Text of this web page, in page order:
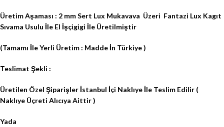
Üretim Aşaması : 2 mm Sert Lux Mukavava Üzeri Fantazi Lux Kagıt
Sıvama Usulu İle El İşçigigi İle Üretilmiştir
(Tamamı İle Yerli Üretim : Madde İn Türkiye )
Teslimat Şekli :
Üretilen Özel Şiparişler İstanbul İçi Naklıye İle Teslim Edilir (
Naklıye Üçreti Alıcıya Aittir )
Yada